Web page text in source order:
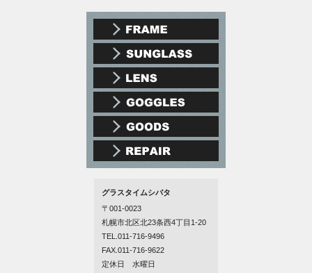
グラスタイムシバタ
〒001-0023
札幌市北区北23条西4丁目1-20
TEL.011-716-9496
FAX.011-716-9622
定休日 水曜日